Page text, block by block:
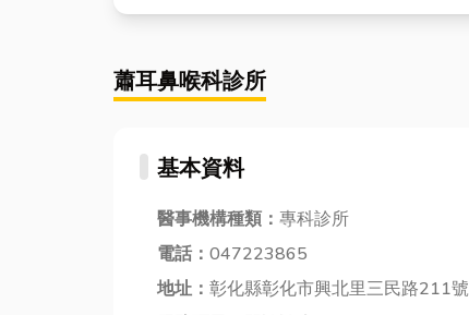
蕭耳鼻喉科診所
基本資料
醫事機構種類： 專科診所
電話： 047223865
地址： 彰化縣彰化市興北里三民路211號